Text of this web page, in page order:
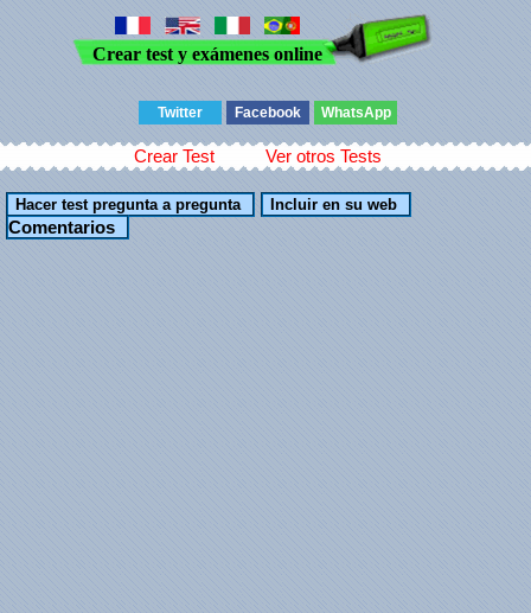
Crear test y exámenes online
Twitter Facebook WhatsApp
Crear Test Ver otros Tests
Comentarios